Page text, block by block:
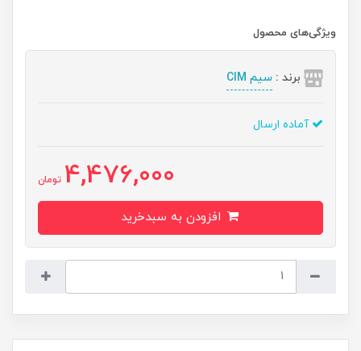
ویژگی‌های محصول
برند : سیم CIM
آماده ارسال
4,476,000 تومان